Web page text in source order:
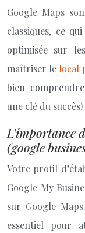
Google Maps
classiques, ce
optimisée sur
maîtriser le local
bien
une clé du succès!
L’importance
(google
Votre profil
Google My
sur Google
essentiel pour